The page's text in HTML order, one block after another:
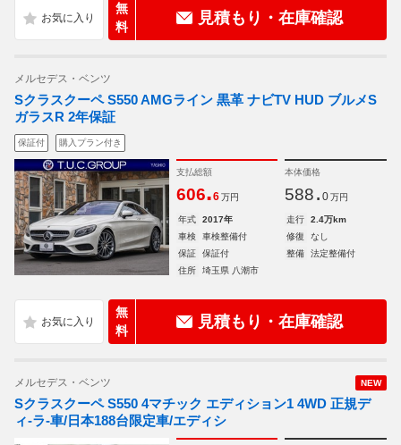
無
料
見積もり・在庫確認
メルセデス・ベンツ
Sクラスクーペ S550 AMGライン 黒革 ナビTV HUD ブルメS
ガラスR 2年保証
保証付 購入プラン付き
支払総額
606.6 万円
本体価格
588. 0 万円
年式 2017年 走行
2.4万km
車検
車検整備付 修復
なし
保証
保証付 整備
法定整備付
住所
埼玉県 八潮市
無
料
見積もり・在庫確認
NEW
メルセデス・ベンツ
Sクラスクーペ S550 4マチック エディション1 4WD 正規デ
ィ-ラ-車/日本188台限定車/エディシ